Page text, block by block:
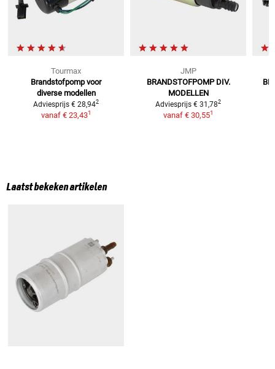
Tourmax
Brandstofpomp voor
diverse modellen
Adviesprijs € 28,942
vanaf € 23,431
JMP
BRANDSTOFPOMP DIV.
MODELLEN
Adviesprijs € 31,782
vanaf € 30,551
Laatst bekeken artikelen